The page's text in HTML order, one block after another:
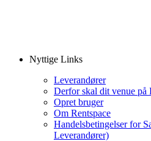
Nyttige Links
Leverandører
Derfor skal dit venue på
Opret bruger
Om Rentspace
Handelsbetingelser for
Leverandører)